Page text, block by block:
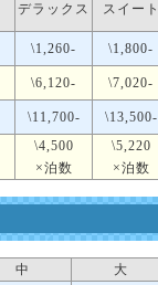
デラックス スイート
\1,260- \1,800-
\6,120- \7,020-
\11,700- \13,500-
\4,500
×泊数
\5,220
×泊数
中
大